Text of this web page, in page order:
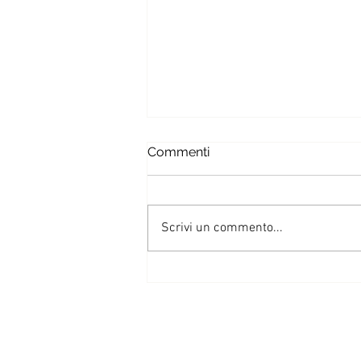
Commenti
Scrivi un commento...